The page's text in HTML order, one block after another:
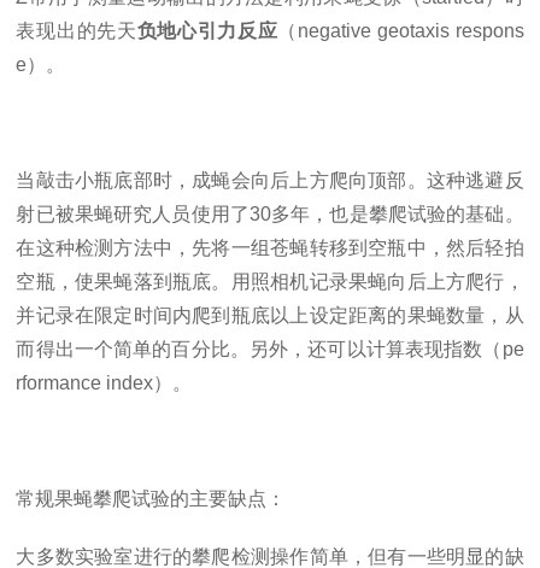
表现出的先天负地心引力反应 （ negative geotaxis respons
e）。
当敲击小瓶底部时，成蝇会向后上方爬向顶部。这种逃避反
射已被果蝇研究人员使用了30多年，也是攀爬试验的基础。
在这种检测方法中，先将一组苍蝇转移到空瓶中，然后轻拍
空瓶，使果蝇落到瓶底。用照相机记录果蝇向后上方爬行，
并记录在限定时间内爬到瓶底以上设定距离的果蝇数量，从
而得出一个简单的百分比。另外，还可以计算表现指数（pe
rformance index）。
常规果蝇攀爬试验的主要缺点：
大多数实验室进行的攀爬检测操作简单，但有一些明显的缺